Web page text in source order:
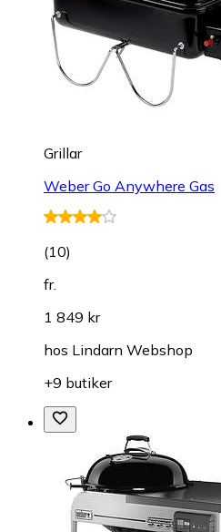
Grillar
Weber Go Anywhere Gas
(10)
fr.
1 849 kr
hos Lindarn Webshop
+9 butiker